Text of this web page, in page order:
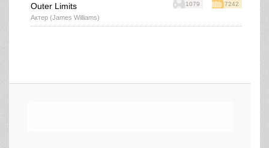
1079 7242
Outer Limits
Актер (James Williams)